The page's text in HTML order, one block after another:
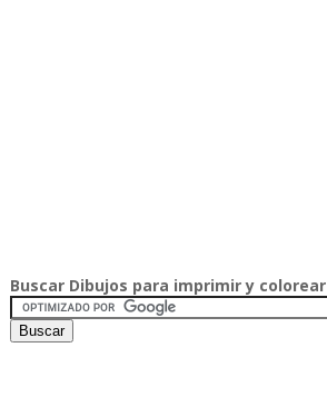
Buscar Dibujos para imprimir y colorear